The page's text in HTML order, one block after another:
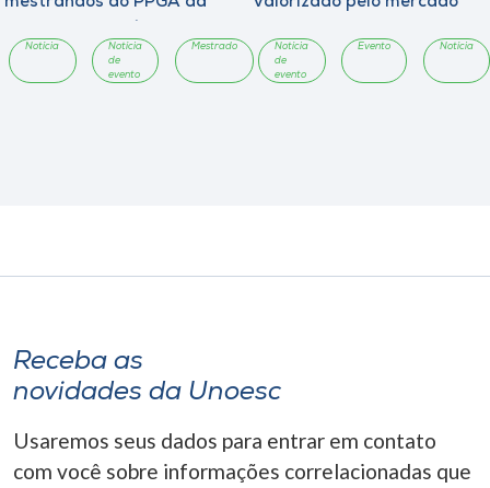
Notícia
Notícia
de
evento
Mestrado
Notícia
de
evento
Evento Notícia
Receba as
novidades da Unoesc
Usaremos seus dados para entrar em contato
com você sobre informações correlacionadas que